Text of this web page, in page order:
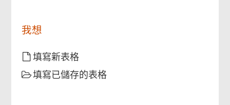
遞交詳情
我想
填寫新表格
填寫已儲存的表格